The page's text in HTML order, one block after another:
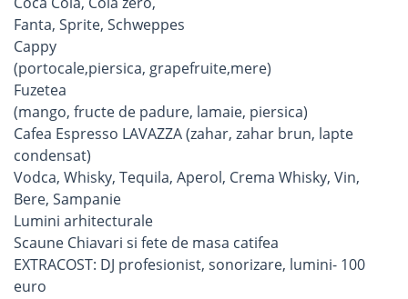
Fanta, Sprite, Schweppes
Cappy
(portocale,piersica, grapefruite,mere)
Fuzetea
(mango, fructe de padure, lamaie, piersica)
Cafea Espresso LAVAZZA (zahar, zahar brun, lapte
condensat)
Vodca, Whisky, Tequila, Aperol, Crema Whisky, Vin,
Bere, Sampanie
Lumini arhitecturale
Scaune Chiavari si fete de masa catifea
EXTRACOST: DJ profesionist, sonorizare, lumini- 100
euro